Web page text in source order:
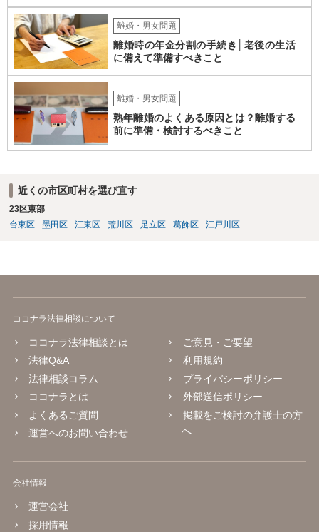
離婚・男女問題
離婚時の年金分割の手続き│老後の生活
に備えて準備すべきこと
離婚・男女問題
熟年離婚のよくある原因とは？離婚する
前に準備・検討するべきこと
近くの市区町村を選び直す
23区東部
台東区
墨田区 江東区 荒川区 足立区 葛飾区 江戸川区
ココナラ法律相談について
ココナラ法律相談とは
法律Q&A
法律相談コラム
ココナラとは
よくあるご質問
運営へのお問い合わせ
ご意見・ご要望
利用規約
プライバシーポリシー
外部送信ポリシー
掲載をご検討の弁護士の方
へ
会社情報
運営会社
採用情報